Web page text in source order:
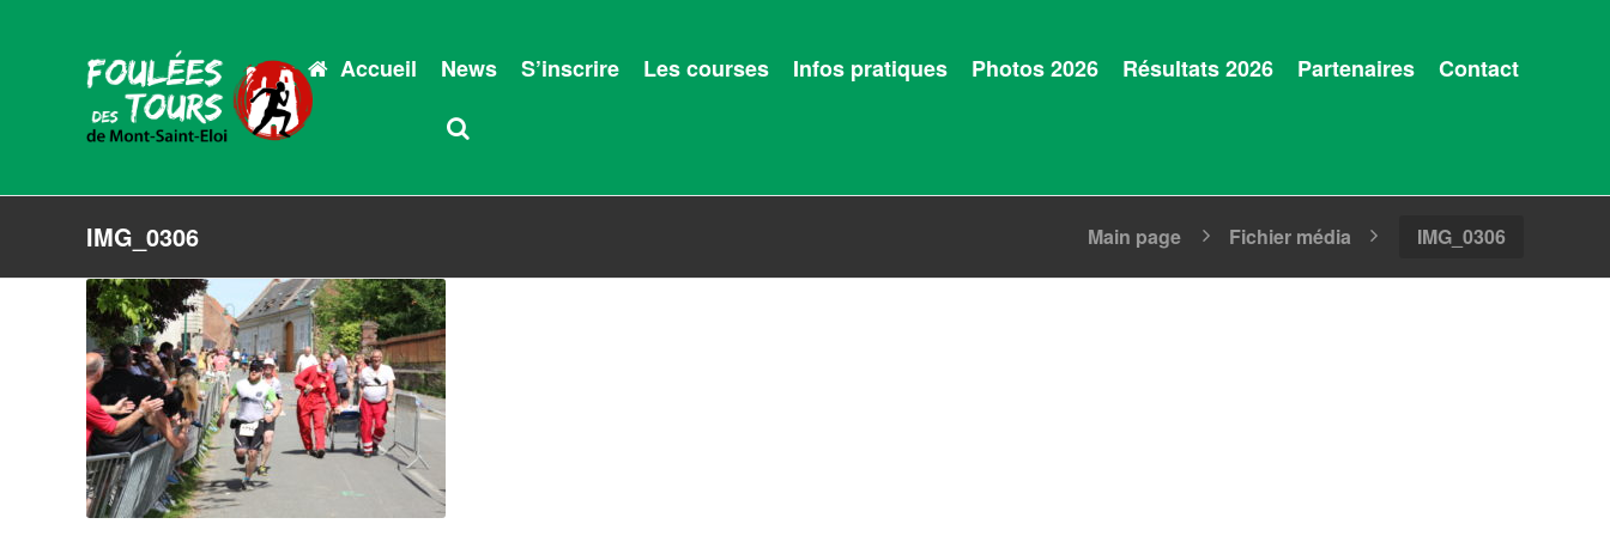
Accueil News S’inscrire Les courses Infos pratiques Photos 2026 Résultats 2026 Partenaires Contact
IMG_0306 Main page Fichier média IMG_0306